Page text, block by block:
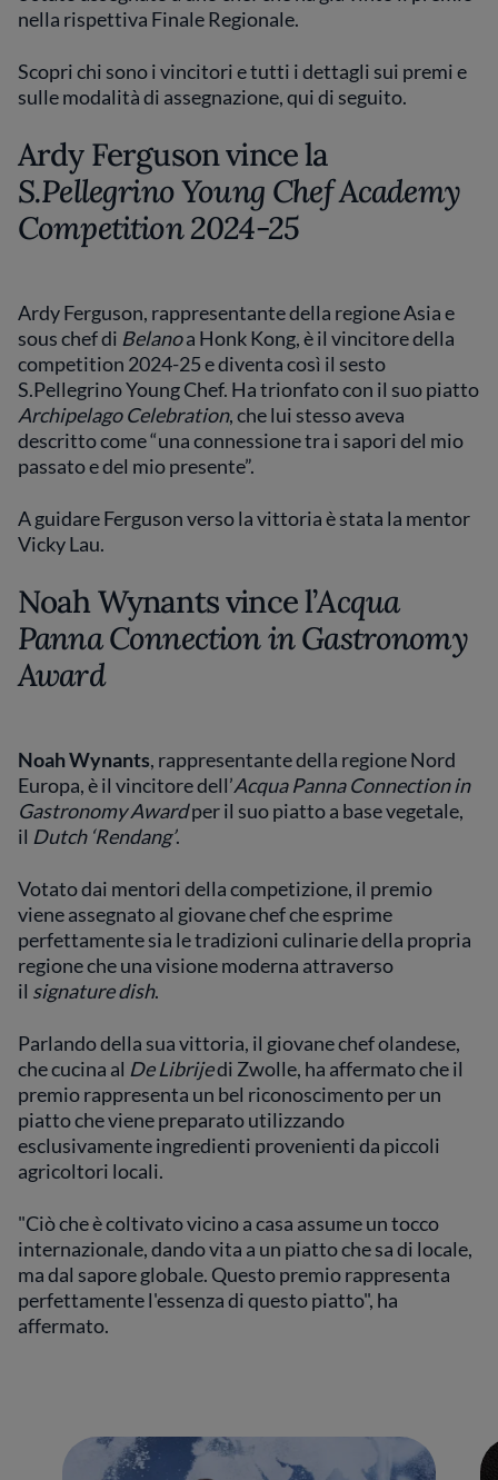
nella rispettiva Finale Regionale.
Scopri chi sono i vincitori e tutti i dettagli sui premi e
sulle modalità di assegnazione, qui di seguito.
Ardy Ferguson vince la
S.Pellegrino Young Chef Academy
Competition 2024-25
Ardy Ferguson, rappresentante della regione Asia e
sous chef di Belanoa Honk Kong, è il vincitore della
competition 2024-25 e diventa così il sesto
S.Pellegrino Young Chef. Ha trionfato con il suo piatto
Archipelago Celebration, che lui stesso aveva
descritto come “una connessione tra i sapori del mio
passato e del mio presente”.
A guidare Ferguson verso la vittoria è stata la mentor
Vicky Lau.
Noah Wynants vince l’Acqua
Panna Connection in Gastronomy
Award
Noah Wynants, rappresentante della regione Nord
Europa, è il vincitore dell’Acqua Panna Connection in
GastronomyAwardper il suo piatto a base vegetale,
il Dutch ‘Rendang’.
Votato dai mentori della competizione, il premio
viene assegnato al giovane chef che esprime
perfettamente sia le tradizioni culinarie della propria
regione che una visione moderna attraverso
il signature dish.
Parlando della sua vittoria, il giovane chef olandese,
che cucina al De Librijedi Zwolle, ha affermato che il
premio rappresenta un bel riconoscimento per un
piatto che viene preparato utilizzando
esclusivamente ingredienti provenienti da piccoli
agricoltori locali.
"Ciò che è coltivato vicino a casa assume un tocco
internazionale, dando vita a un piatto che sa di locale,
ma dal sapore globale. Questo premio rappresenta
perfettamente l'essenza di questo piatto", ha
affermato.